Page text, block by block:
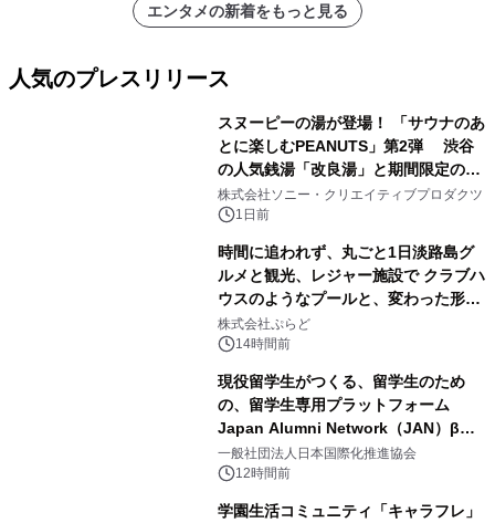
エンタメの新着をもっと見る
人気のプレスリリース
スヌーピーの湯が登場！ 「サウナのあ
とに楽しむPEANUTS」第2弾 渋谷
の人気銭湯「改良湯」と期間限定のコ
ラボレーション サウナイキタイコラ
ボグッズも発売決定！
株式会社ソニー・クリエイティブプロダクツ
1日前
時間に追われず、丸ごと1日淡路島グ
ルメと観光、レジャー施設で クラブハ
ウスのようなプールと、変わった形の
サウナも 「THE BOXY AWAJI」のお
得な素泊まり連泊プランで
株式会社ぷらど
14時間前
現役留学生がつくる、留学生のため
の、留学生専用プラットフォーム
Japan Alumni Network（JAN）β版
をリリース
一般社団法人日本国際化推進協会
12時間前
学園生活コミュニティ「キャラフレ」